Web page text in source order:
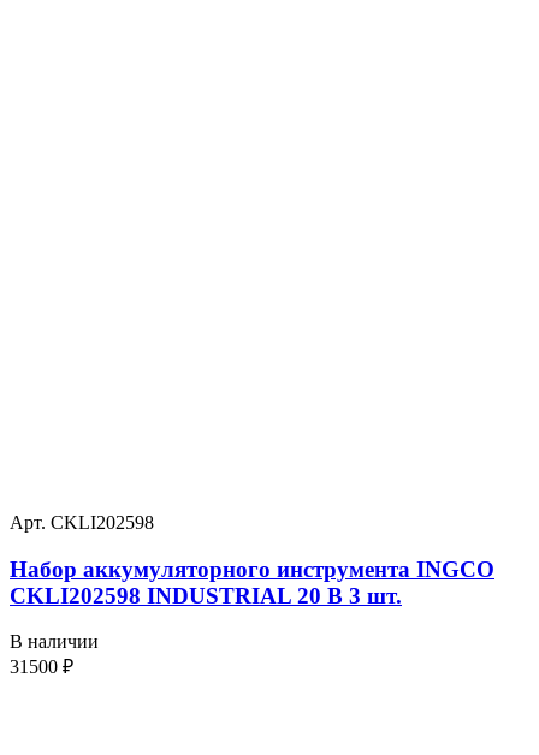
Арт. CKLI202598
Набор аккумуляторного инструмента INGCO
CKLI202598 INDUSTRIAL 20 В 3 шт.
В наличии
31500 ₽